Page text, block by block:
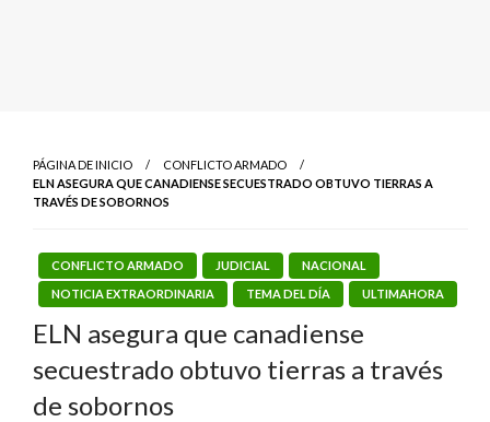
PÁGINA DE INICIO
CONFLICTO ARMADO
ELN ASEGURA QUE CANADIENSE SECUESTRADO OBTUVO TIERRAS A
TRAVÉS DE SOBORNOS
CONFLICTO ARMADO JUDICIAL
NACIONAL
NOTICIA EXTRAORDINARIA
TEMA DEL DÍA ULTIMAHORA
ELN asegura que canadiense
secuestrado obtuvo tierras a través
de sobornos